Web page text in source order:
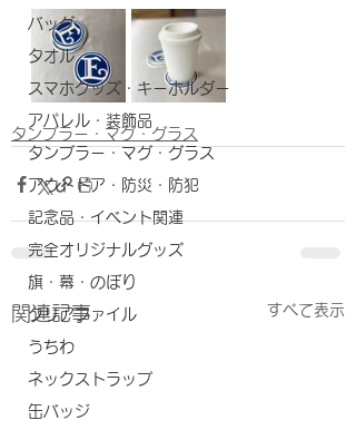
バッグ
タオル
スマホグッズ・キーホルダー
アパレル・装飾品
タンブラー・マグ・グラス
アウトドア・防災・防犯
記念品・イベント関連
完全オリジナルグッズ
旗・幕・のぼり
クリアファイル
うちわ
ネックストラップ
缶バッジ
タンブラー・マグ・グラス
関連記事 すべて表示